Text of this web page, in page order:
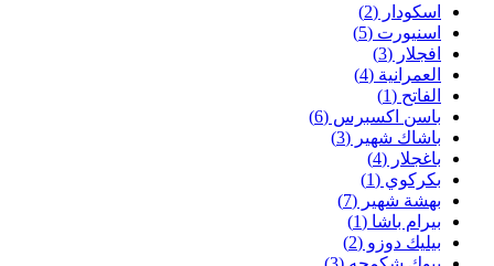
اسكودار (2)
اسنيورت (5)
افجلار (3)
العمرانية (4)
الفاتح (1)
باسن اكسبرس (6)
باشاك شهير (3)
باغجلار (4)
بكركوي (1)
بهشة شهير (7)
بيرام باشا (1)
بيليك دوزو (2)